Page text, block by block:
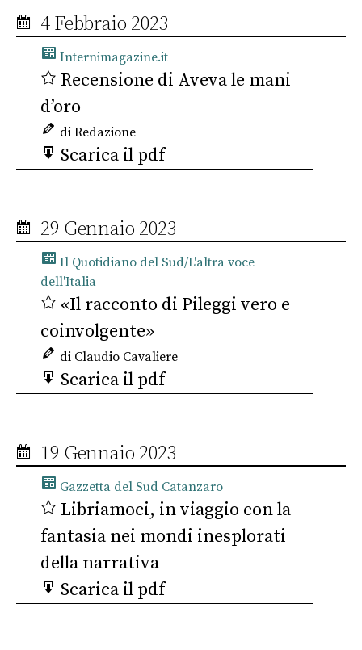
4 Febbraio 2023
Internimagazine.it
Recensione di Aveva le mani
d’oro
di Redazione
Scarica il pdf
29 Gennaio 2023
Il Quotidiano del Sud/L'altra voce
dell'Italia
«Il racconto di Pileggi vero e
coinvolgente»
di Claudio Cavaliere
Scarica il pdf
19 Gennaio 2023
Gazzetta del Sud Catanzaro
Libriamoci, in viaggio con la
fantasia nei mondi inesplorati
della narrativa
Scarica il pdf